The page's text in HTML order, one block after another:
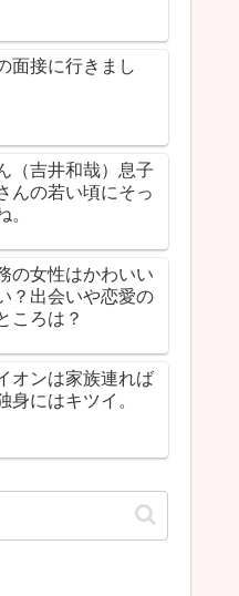
面接に行きまし
（吉井和哉）息子
んの若い頃にそっ
。
の女性はかわいい
？出会いや恋愛の
ころは？
オンは家族連れば
身にはキツイ。